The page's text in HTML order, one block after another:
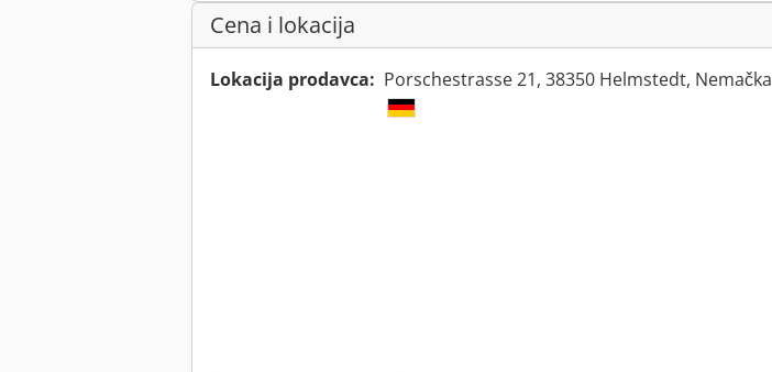
Cena i lokacija
Lokacija prodavca: Porschestrasse 21, 38350 Helmstedt, Nemačka